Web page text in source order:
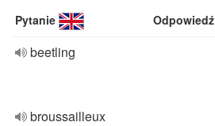
Pytanie Odpowiedź
beetling
broussailleux